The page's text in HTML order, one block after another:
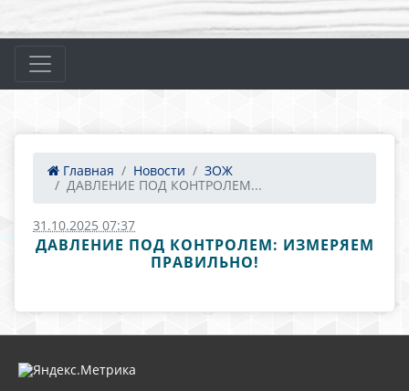
Главная Новости
ЗОЖ
ДАВЛЕНИЕ ПОД КОНТРОЛЕМ...
31.10.2025 07:37
ДАВЛЕНИЕ ПОД КОНТРОЛЕМ: ИЗМЕРЯЕМ
ПРАВИЛЬНО!